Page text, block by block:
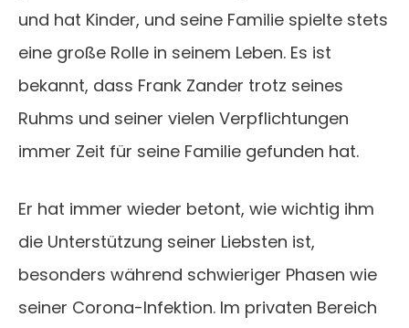
und hat Kinder, und seine Familie spielte stets
eine große Rolle in seinem Leben. Es ist
bekannt, dass Frank Zander trotz seines
Ruhms und seiner vielen Verpflichtungen
immer Zeit für seine Familie gefunden hat.
Er hat immer wieder betont, wie wichtig ihm
die Unterstützung seiner Liebsten ist,
besonders während schwieriger Phasen wie
seiner Corona-Infektion. Im privaten Bereich